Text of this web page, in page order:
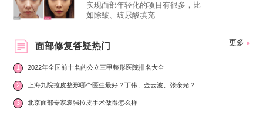
实现面部年轻化的项目有很多，比
如除皱、玻尿酸填充
面部修复答疑热门 更多
1 2022年全国前十名的公立三甲整形医院排名大全
2 上海九院拉皮整形哪个医生最好？丁伟、金云波、张余光？
3 北京面部专家袁强拉皮手术做得怎么样